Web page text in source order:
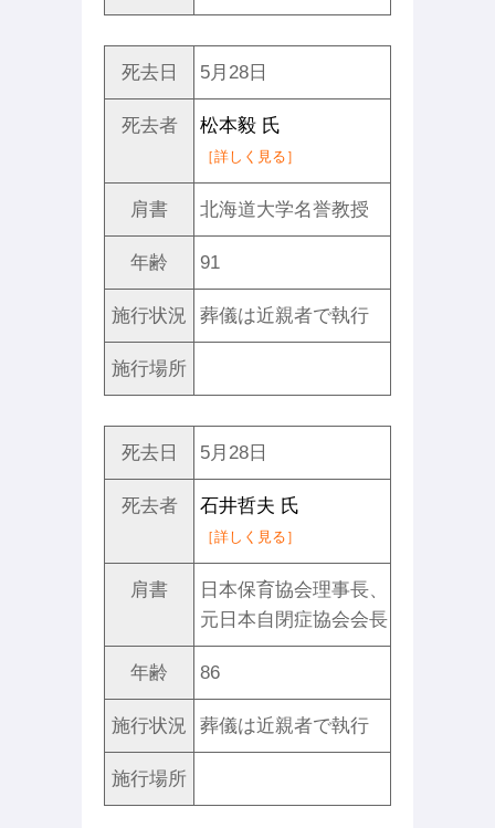
死去日 5月28日
死去者 松本毅 氏
［詳しく見る］
肩書 北海道大学名誉教授
年齢 91
施行状況 葬儀は近親者で執行
施行場所
死去日 5月28日
死去者 石井哲夫 氏
［詳しく見る］
肩書
日本保育協会理事長、
元日本自閉症協会会長
年齢 86
施行状況 葬儀は近親者で執行
施行場所